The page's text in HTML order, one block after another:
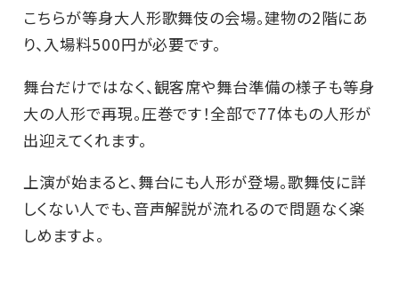
こちらが等身大人形歌舞伎の会場。建物の2階にあ
り、入場料500円が必要です。
舞台だけではなく、観客席や舞台準備の様子も等身
大の人形で再現。圧巻です！全部で77体もの人形が
出迎えてくれます。
上演が始まると、舞台にも人形が登場。歌舞伎に詳
しくない人でも、音声解説が流れるので問題なく楽
しめますよ。